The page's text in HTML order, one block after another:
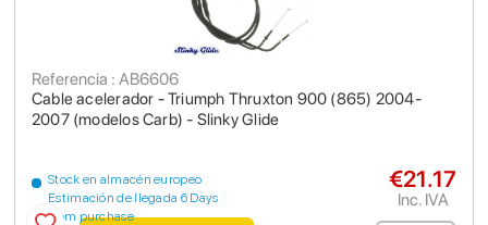
Cable acelerador - Triumph Thruxton 900 (865) 2004-
2007 (modelos Carb) - Slinky Glide
Referencia : AB6606
Stock en almacén europeo
Estimación de llegada 6 Days
from purchase
€21.17
Inc. IVA